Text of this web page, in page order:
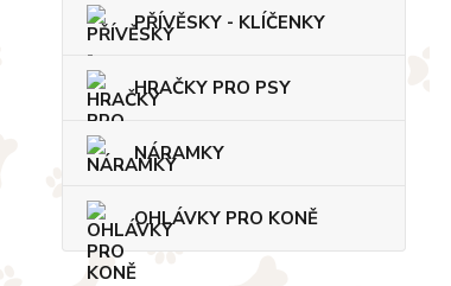
PŘÍVĚSKY - KLÍČENKY
HRAČKY PRO PSY
NÁRAMKY
OHLÁVKY PRO KONĚ